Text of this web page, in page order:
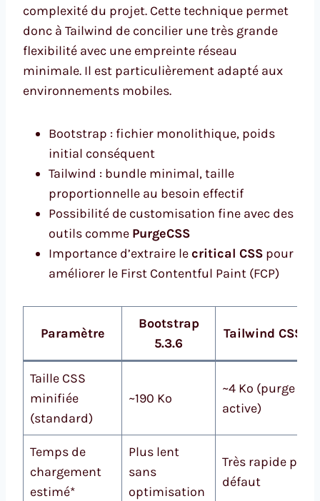
complexité du projet. Cette technique permet
donc à Tailwind de concilier une très grande
flexibilité avec une empreinte réseau
minimale. Il est particulièrement adapté aux
environnements mobiles.
Bootstrap : fichier monolithique, poids
initial conséquent
Tailwind : bundle minimal, taille
proportionnelle au besoin effectif
Possibilité de customisation fine avec des
outils comme PurgeCSS
Importance d’extraire lecritical CSS pour
améliorer le First Contentful Paint (FCP)
Paramètre
Bootstrap
5.3.6
Tailwind CSS 4.1
Taille CSS
minifiée
(standard)
~190 Ko
~4 Ko (purge
active)
Temps de
chargement
estimé*
Plus lent
sans
optimisation
Très rapide par
défaut